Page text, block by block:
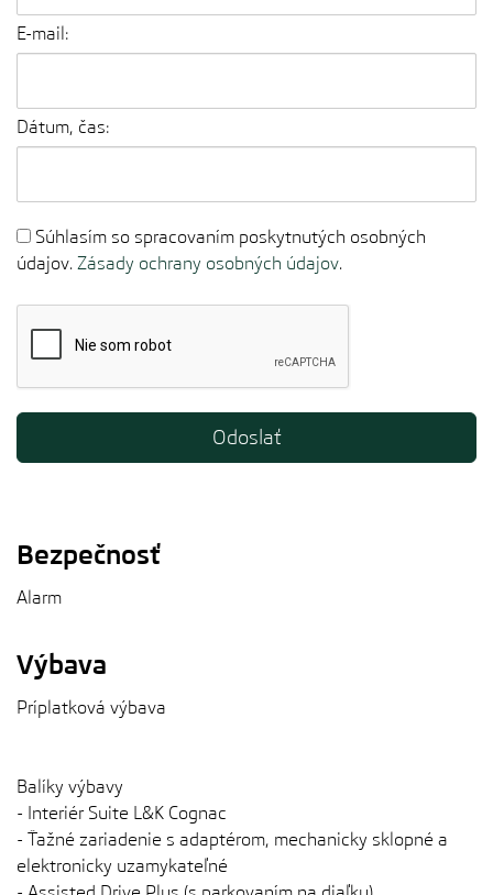
E-mail:
Dátum, čas:
Súhlasím so spracovaním poskytnutých osobných
údajov. Zásady ochrany osobných údajov.
Bezpečnosť
Alarm
Výbava
Príplatková výbava
Balíky výbavy
- Interiér Suite L&K Cognac
- Ťažné zariadenie s adaptérom, mechanicky sklopné a
elektronicky uzamykateľné